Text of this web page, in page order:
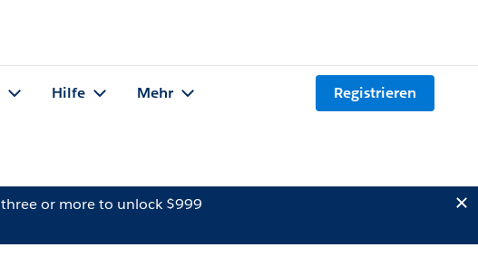
Hilfe Mehr Registrieren
three or more to unlock $999